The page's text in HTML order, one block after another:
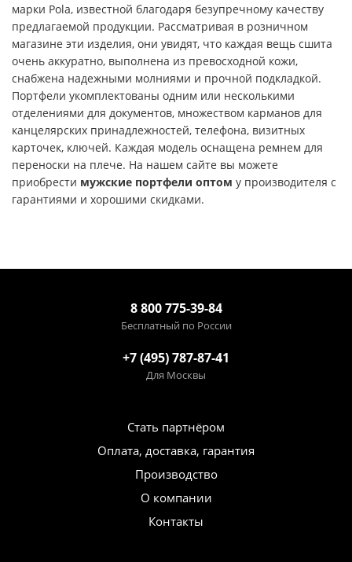
марки Pola, известной благодаря безупречному качеству
предлагаемой продукции. Рассматривая в розничном
магазине эти изделия, они увидят, что каждая вещь сшита
очень аккуратно, выполнена из превосходной кожи,
снабжена надежными молниями и прочной подкладкой.
Портфели укомплектованы одним или несколькими
отделениями для документов, множеством карманов для
канцелярских принадлежностей, телефона, визитных
карточек, ключей. Каждая модель оснащена ремнем для
переноски на плече. На нашем сайте вы можете
приобрести мужские портфели оптом у производителя с
гарантиями и хорошими скидками.
8 800 775-39-84
Бесплатный по России
+7 (495) 787-87-41
Для Москвы
Стать партнёром
Оплата, доставка, гарантия
Производство
О компании
Контакты